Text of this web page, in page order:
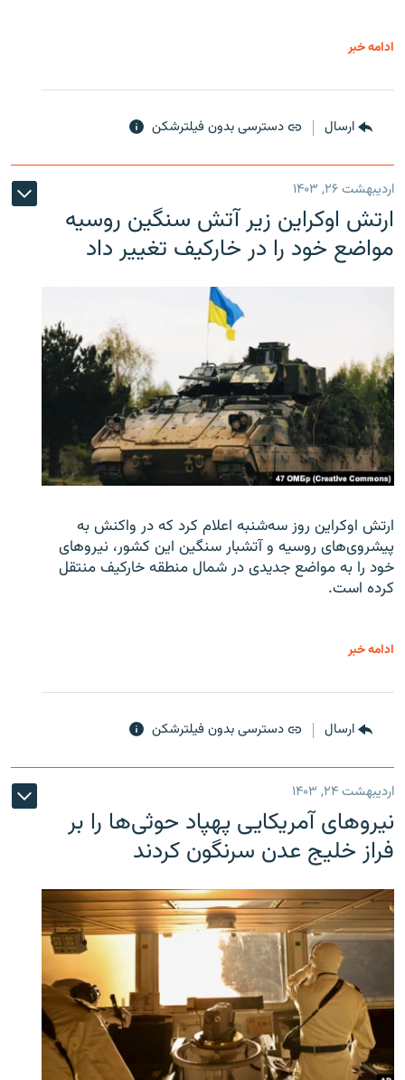
ادامه خبر
ارسال دسترسی بدون فیلترشکن
اردیبهشت ۲۶, ۱۴۰۳
ارتش اوکراین زیر آتش سنگین روسیه
مواضع خود را در خارکیف تغییر داد
ارتش اوکراین روز سه‌شنبه اعلام کرد که در واکنش به
پیشروی‌های روسیه و آتشبار سنگین این کشور، نیروهای
خود را به مواضع جدیدی در شمال منطقه خارکیف منتقل
کرده است.
ادامه خبر
ارسال دسترسی بدون فیلترشکن
اردیبهشت ۲۴, ۱۴۰۳
نیروهای آمریکایی پهپاد حوثی‌ها را بر
فراز خلیج عدن سرنگون کردند